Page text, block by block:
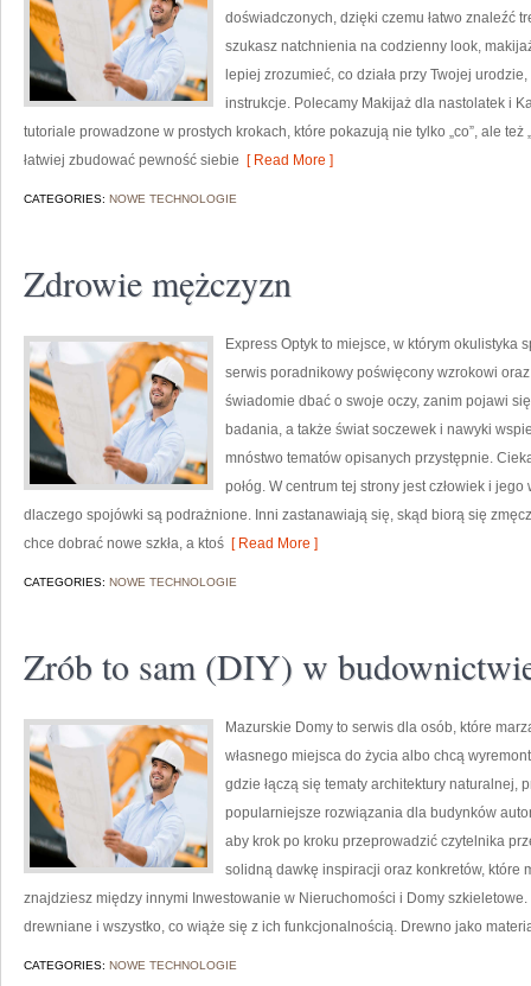
doświadczonych, dzięki czemu łatwo znaleźć
szukasz natchnienia na codzienny look,
lepiej zrozumieć, co działa przy Twojej
instrukcje. Polecamy Makijaż dla nastolatek i
tutoriale prowadzone w prostych krokach, które pokazują nie tylko „co”, ale
łatwiej zbudować pewność siebie [ Read More ]
CATEGORIES: NOWE TECHNOLOGIE
Zdrowie mężczyzn
Express Optyk to miejsce, w którym okulistyka
serwis poradnikowy poświęcony wzrokowi
świadomie dbać o swoje oczy, zanim pojawi
badania, a także świat soczewek i nawyki
mnóstwo tematów opisanych przystępnie.
połóg. W centrum tej strony jest człowiek i
dlaczego spojówki są podrażnione. Inni zastanawiają się, skąd biorą się
chce dobrać nowe szkła, a ktoś [ Read More ]
CATEGORIES: NOWE TECHNOLOGIE
Zrób to sam (DIY) w
Mazurskie Domy to serwis dla osób, które
własnego miejsca do życia albo chcą
gdzie łączą się tematy architektury naturalnej,
popularniejsze rozwiązania dla budynków
aby krok po kroku przeprowadzić czytelnika
solidną dawkę inspiracji oraz konkretów, które
znajdziesz między innymi Inwestowanie w Nieruchomości i Domy
drewniane i wszystko, co wiąże się z ich funkcjonalnością. Drewno jako
CATEGORIES: NOWE TECHNOLOGIE